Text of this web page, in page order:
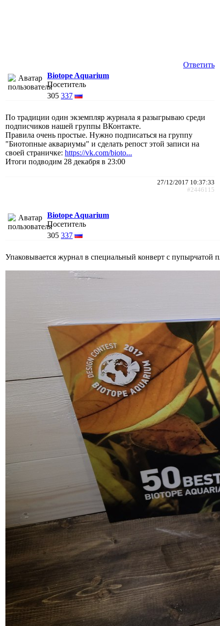
Ответить
Biotope Aquarium
Посетитель
305 337
По традиции один экземпляр журнала я разыгрываю среди
подписчиков нашей группы ВКонтакте.
Правила очень простые. Нужно подписаться на группу
"Биотопные аквариумы" и сделать репост этой записи на
своей страничке: https://vk.com/bioto...
Итоги подводим 28 декабря в 23:00
27/12/2017 10:37:33
#2446115
Biotope Aquarium
Посетитель
305 337
Упаковывается журнал в специальный конверт с пупырчатой